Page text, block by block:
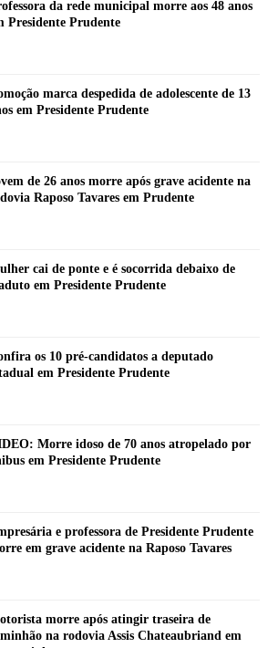
da rede municipal morre aos 48 anos
Presidente Prudente
marca despedida de adolescente de 13
em Presidente Prudente
de 26 anos morre após grave acidente na
Raposo Tavares em Prudente
cai de ponte e é socorrida debaixo de
em Presidente Prudente
os 10 pré-candidatos a deputado
em Presidente Prudente
Morre idoso de 70 anos atropelado por
em Presidente Prudente
e professora de Presidente Prudente
em grave acidente na Raposo Tavares
morre após atingir traseira de
na rodovia Assis Chateaubriand em